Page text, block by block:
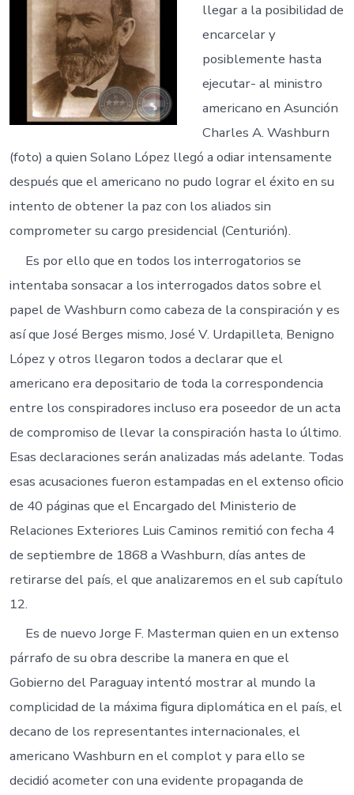
llegar a la posibilidad de
encarcelar y
posiblemente hasta
ejecutar- al ministro
americano en Asunción
Charles A. Washburn
(foto) a quien Solano López llegó a odiar intensamente
después que el americano no pudo lograr el éxito en su
intento de obtener la paz con los aliados sin
comprometer su cargo presidencial (Centurión).
Es por ello que en todos los interrogatorios se
intentaba sonsacar a los interrogados datos sobre el
papel de Washburn como cabeza de la conspiración y es
así que José Berges mismo, José V. Urdapilleta, Benigno
López y otros llegaron todos a declarar que el
americano era depositario de toda la correspondencia
entre los conspiradores incluso era poseedor de un acta
de compromiso de llevar la conspiración hasta lo último.
Esas declaraciones serán analizadas más adelante. Todas
esas acusaciones fueron estampadas en el extenso oficio
de 40 páginas que el Encargado del Ministerio de
Relaciones Exteriores Luis Caminos remitió con fecha 4
de septiembre de 1868 a Washburn, días antes de
retirarse del país, el que analizaremos en el sub capítulo
12.
Es de nuevo Jorge F. Masterman quien en un extenso
párrafo de su obra describe la manera en que el
Gobierno del Paraguay intentó mostrar al mundo la
complicidad de la máxima figura diplomática en el país, el
decano de los representantes internacionales, el
americano Washburn en el complot y para ello se
decidió acometer con una evidente propaganda de